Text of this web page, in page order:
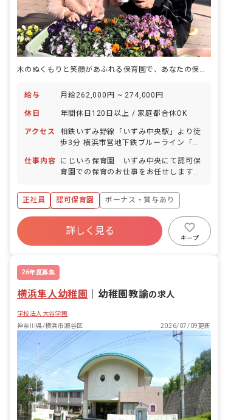
木のぬくもりと笑顔があふれる保育園で、あなたの保育士デビューを応援！
給与 月給262,000円 ~ 274,000円
休日 年間休日120日以上 / 家庭都合休OK
アクセス
相鉄いずみ野線「いずみ中央駅」より徒
歩3分 横浜市営地下鉄ブルーライン「立
合庁舎前」下車徒歩2分
仕事内容
にじいろ保育園 いずみ中央にて認可保
育園での保育のお仕事をお任せします。
が人を育てる”を合言葉に、主体性をは
ぐくむコーナー保育などを取り入れた、
こどもたち一人ひとりに寄り添う保育を
行っています。風通しの良い職場で、あ
なたのいままでの経験を反映してより良
正社員 認可保育園
ボーナス・賞与あり
年間休日120日以上
寮・住宅・家賃補助あり
社会保険完備
残業少なめ
詳しく見る
キープ
26年度募集
横浜隼人幼稚園 ｜幼稚園教諭の求人
学校法人大谷学園
神奈川県/横浜市瀬谷区
2026/07/09更新